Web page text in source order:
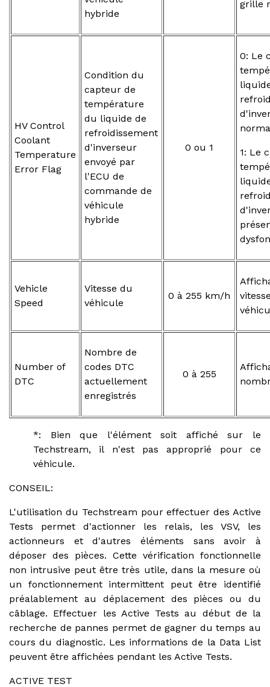
hybride
grille
HV Control
Coolant
Temperature
Error Flag
Condition du
capteur de
température
du liquide de
refroidissement
d'inverseur
envoyé par
l'ECU de
commande de
véhicule
hybride
0 ou 1
0: Le
1: Le
Vehicle
Speed
Vitesse du
véhicule
0 à 255 km/h
Number of
DTC
Nombre de
codes DTC
actuellement
enregistrés
0 à 255
*: Bien que l'élément soit affiché sur le
Techstream, il n'est pas approprié pour ce
véhicule.
CONSEIL:
L'utilisation du Techstream pour effectuer des Active
Tests permet d'actionner les relais, les VSV, les
actionneurs et d'autres éléments sans avoir à
déposer des pièces. Cette vérification fonctionnelle
non intrusive peut être très utile, dans la mesure où
un fonctionnement intermittent peut être identifié
préalablement au déplacement des pièces ou du
câblage. Effectuer les Active Tests au début de la
recherche de pannes permet de gagner du temps au
cours du diagnostic. Les informations de la Data List
peuvent être affichées pendant les Active Tests.
ACTIVE TEST